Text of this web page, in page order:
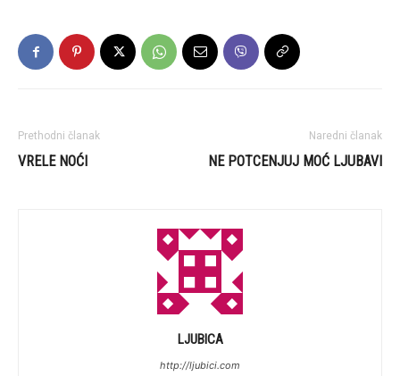
Prethodni članak
VRELE NOĆI
Naredni članak
NE POTCENJUJ MOĆ LJUBAVI
LJUBICA
http://ljubici.com